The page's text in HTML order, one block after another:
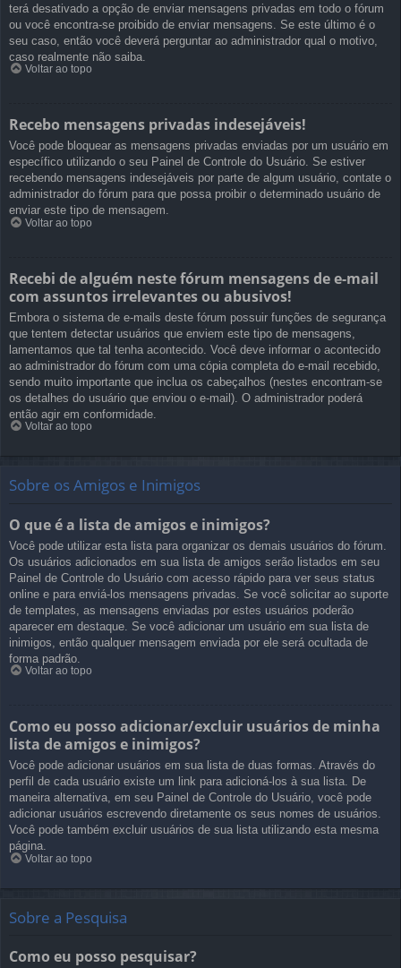
terá desativado a opção de enviar mensagens privadas em todo o fórum
ou você encontra-se proibido de enviar mensagens. Se este último é o
seu caso, então você deverá perguntar ao administrador qual o motivo,
caso realmente não saiba.
Voltar ao topo
Recebo mensagens privadas indesejáveis!
Você pode bloquear as mensagens privadas enviadas por um usuário em
específico utilizando o seu Painel de Controle do Usuário. Se estiver
recebendo mensagens indesejáveis por parte de algum usuário, contate o
administrador do fórum para que possa proibir o determinado usuário de
enviar este tipo de mensagem.
Voltar ao topo
Recebi de alguém neste fórum mensagens de e-mail
com assuntos irrelevantes ou abusivos!
Embora o sistema de e-mails deste fórum possuir funções de segurança
que tentem detectar usuários que enviem este tipo de mensagens,
lamentamos que tal tenha acontecido. Você deve informar o acontecido
ao administrador do fórum com uma cópia completa do e-mail recebido,
sendo muito importante que inclua os cabeçalhos (nestes encontram-se
os detalhes do usuário que enviou o e-mail). O administrador poderá
então agir em conformidade.
Voltar ao topo
Sobre os Amigos e Inimigos
O que é a lista de amigos e inimigos?
Você pode utilizar esta lista para organizar os demais usuários do fórum.
Os usuários adicionados em sua lista de amigos serão listados em seu
Painel de Controle do Usuário com acesso rápido para ver seus status
online e para enviá-los mensagens privadas. Se você solicitar ao suporte
de templates, as mensagens enviadas por estes usuários poderão
aparecer em destaque. Se você adicionar um usuário em sua lista de
inimigos, então qualquer mensagem enviada por ele será ocultada de
forma padrão.
Voltar ao topo
Como eu posso adicionar/excluir usuários de minha
lista de amigos e inimigos?
Você pode adicionar usuários em sua lista de duas formas. Através do
perfil de cada usuário existe um link para adicioná-los à sua lista. De
maneira alternativa, em seu Painel de Controle do Usuário, você pode
adicionar usuários escrevendo diretamente os seus nomes de usuários.
Você pode também excluir usuários de sua lista utilizando esta mesma
página.
Voltar ao topo
Sobre a Pesquisa
Como eu posso pesquisar?